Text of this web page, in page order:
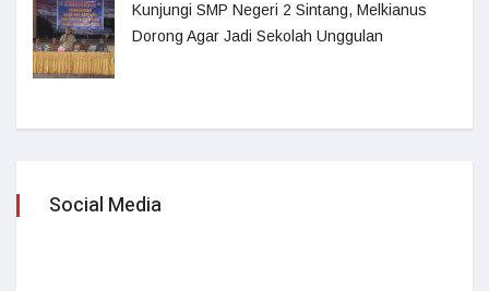
Kunjungi SMP Negeri 2 Sintang, Melkianus
Dorong Agar Jadi Sekolah Unggulan
Social Media